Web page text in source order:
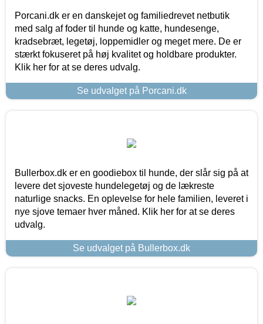
Porcani.dk er en danskejet og familiedrevet netbutik
med salg af foder til hunde og katte, hundesenge,
kradsebræt, legetøj, loppemidler og meget mere. De er
stærkt fokuseret på høj kvalitet og holdbare produkter.
Klik her for at se deres udvalg.
Se udvalget på Porcani.dk
Bullerbox.dk er en goodiebox til hunde, der slår sig på at
levere det sjoveste hundelegetøj og de lækreste
naturlige snacks. En oplevelse for hele familien, leveret i
nye sjove temaer hver måned. Klik her for at se deres
udvalg.
Se udvalget på Bullerbox.dk